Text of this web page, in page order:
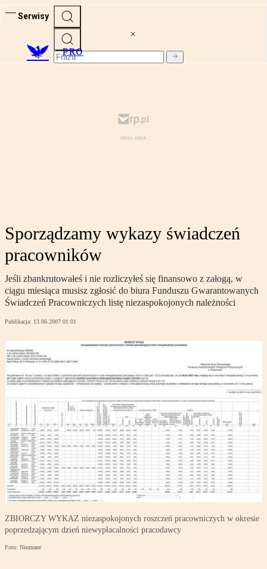
Serwisy
PRO
Sporządzamy wykazy świadczeń
pracowników
Jeśli zbankrutowałeś i nie rozliczyłeś się finansowo z załogą, w
ciągu miesiąca musisz zgłosić do biura Funduszu Gwarantowanych
Świadczeń Pracowniczych listę niezaspokojonych należności
Publikacja: 13.06.2007 01:01
ZBIORCZY WYKAZ niezaspokojonych roszczeń pracowniczych w okresie
poprzedzającym dzień niewypłacalności pracodawcy
Foto: Nieznane